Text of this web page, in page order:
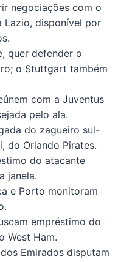
negociações com o
Lazio, disponível por
quer defender o
o Stuttgart também
com a Juventus
pelo ala.
do zagueiro sul-
do Orlando Pirates.
do atacante
janela.
e Porto monitoram
empréstimo do
West Ham.
Emirados disputam